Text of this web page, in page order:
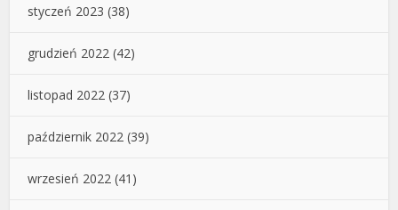
styczeń 2023 (38)
grudzień 2022 (42)
listopad 2022 (37)
październik 2022 (39)
wrzesień 2022 (41)